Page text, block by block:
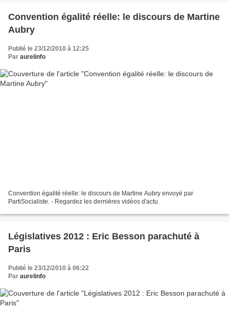
Convention égalité réelle: le discours de Martine
Aubry
Publié le 23/12/2010 à 12:25
Par aurelinfo
Convention égalité réelle: le discours de Martine Aubry envoyé par
PartiSocialiste. - Regardez les dernières vidéos d'actu.
Législatives 2012 : Eric Besson parachuté à
Paris
Publié le 23/12/2010 à 06:22
Par aurelinfo